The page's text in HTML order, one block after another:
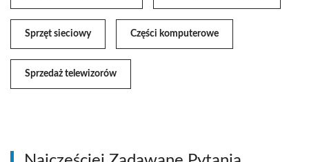
Sprzęt sieciowy Części komputerowe
Sprzedaż telewizorów